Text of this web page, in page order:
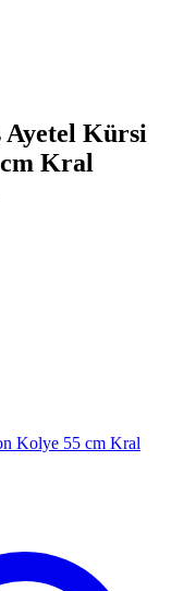
Ayetel Kürsi
cm Kral